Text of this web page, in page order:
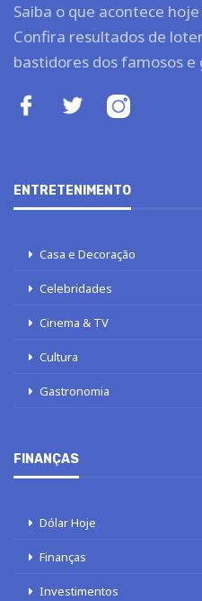
Saiba o que acontece
Confira resultados de
bastidores dos famosos e
ENTRETENIMENTO
Casa e Decoração
Celebridades
Cinema & TV
Cultura
Gastronomia
FINANÇAS
Dólar Hoje
Finanças
Investimentos